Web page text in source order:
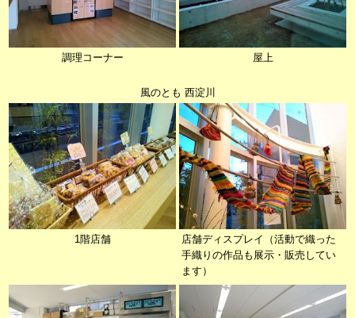
調理コーナー 屋上
風のとも 西淀川
1階店舗
店舗ディスプレイ（活動で織った
手織りの作品も展示・販売してい
ます）